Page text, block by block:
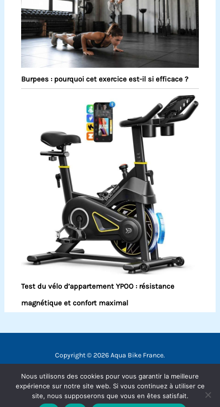
Burpees : pourquoi cet exercice est-il si efficace ?
Test du vélo d’appartement YPOO : résistance
magnétique et confort maximal
Copyright © 2026 Aqua Bike France.
Contact
Mentions légales
Politique de confidentialité
Nous utilisons des cookies pour vous garantir la meilleure
expérience sur notre site web. Si vous continuez à utiliser ce
site, nous supposerons que vous en êtes satisfait.